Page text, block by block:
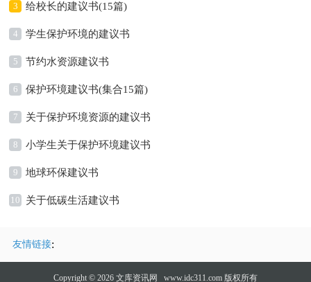
3 给校长的建议书(15篇)
4 学生保护环境的建议书
5 节约水资源建议书
6 保护环境建议书(集合15篇)
7 关于保护环境资源的建议书
8 小学生关于保护环境建议书
9 地球环保建议书
10 关于低碳生活建议书
友情链接:
Copyright © 2026 文库资讯网 www.idc311.com 版权所有